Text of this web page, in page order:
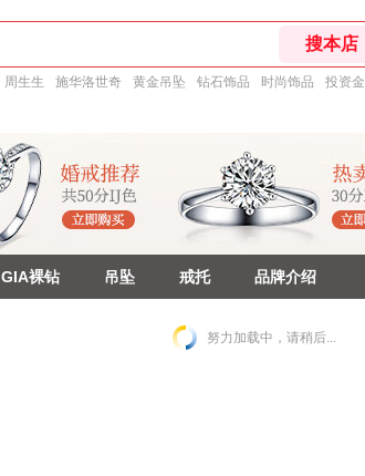
周生生 施华洛世奇 黄金吊坠 钻石饰品 时尚饰品 投资金
GIA裸钻 吊坠 戒托 品牌介绍
努力加载中，请稍后...